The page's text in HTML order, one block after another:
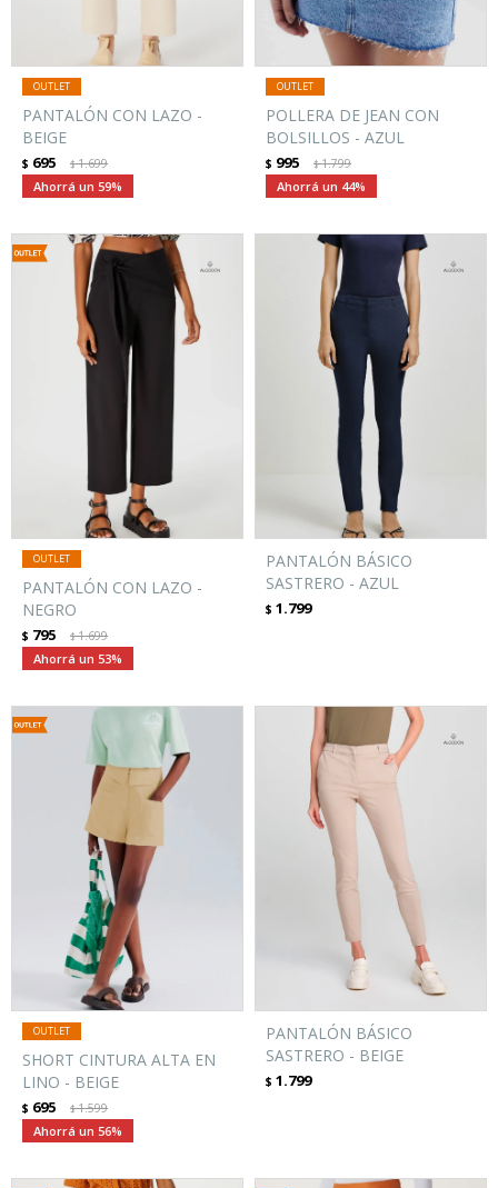
PANTALÓN CON LAZO -
BEIGE
$ 695 $1.699
59
POLLERA DE JEAN CON
BOLSILLOS - AZUL
$ 995 $1.799
44
PANTALÓN CON LAZO -
NEGRO
$ 795 $1.699
53
PANTALÓN BÁSICO
SASTRERO - AZUL
$ 1.799
SHORT CINTURA ALTA EN
LINO - BEIGE
$ 695 $1.599
56
PANTALÓN BÁSICO
SASTRERO - BEIGE
$ 1.799